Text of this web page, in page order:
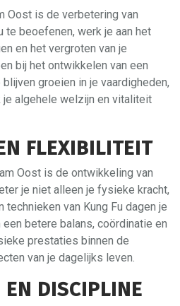
Oost is de verbetering van
beoefenen, werk je aan het
en het vergroten van je
bij het ontwikkelen van een
groeien in je vaardigheden,
algehele welzijn en vitaliteit
FLEXIBILITEIT
Oost is de ontwikkeling van
je niet alleen je fysieke kracht,
van Kung Fu dagen je
betere balans, coördinatie en
prestaties binnen de
van je dagelijks leven.
EN DISCIPLINE